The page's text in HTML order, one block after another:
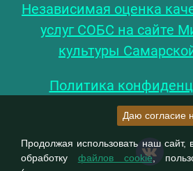
Независимая оценка
услуг СОБС на сайте
культуры
Политика
Даю согласие
Продолжая использовать наш сайт,
обработку файлов cookie,